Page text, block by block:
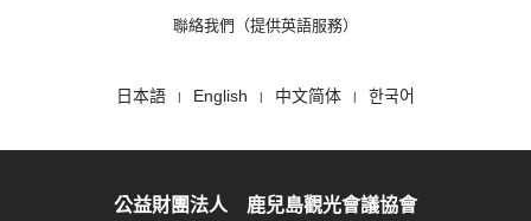
聯絡我們（提供英語服務）
日本語 English 中文简体 한국어
公益財團法人 鹿兒島觀光會議協會